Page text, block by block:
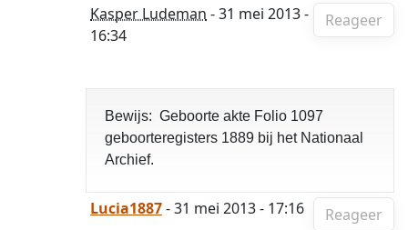
Reageer
Kasper Ludeman - 31 mei 2013 -
16:34
Bewijs: Geboorte akte Folio 1097
geboorteregisters 1889 bij het Nationaal
Archief.
Reageer
Lucia1887- 31 mei 2013 - 17:16